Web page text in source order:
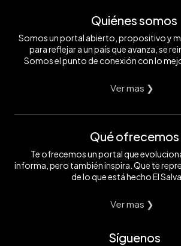
Quiénes somos
Somos un portal abierto, propositivo y
para reflejar a un país que avanza, se
Somos el punto de conexión con lo
Ver mas ❯
Qué ofrecemos
Te ofrecemos un portal que
informa, pero también inspira. Que te
de lo que está hecho El
Ver mas ❯
Síguenos